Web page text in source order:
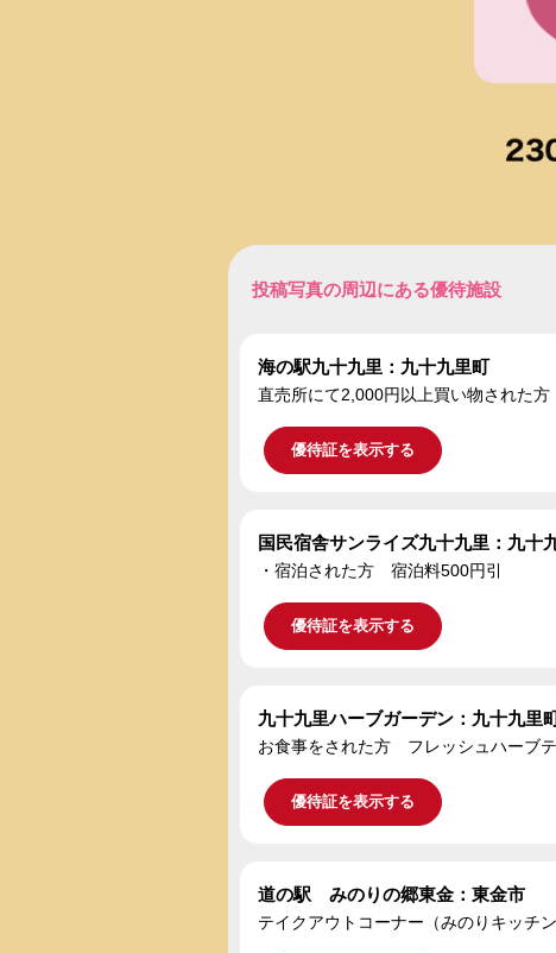
投稿写真の周辺にある優待施設
海の駅九十九里：九十九里町
直売所にて2,000円以上買い物された
優待証を表示する
国民宿舎サンライズ九十九里：九十
・宿泊された方 宿泊料500円引
優待証を表示する
九十九里ハーブガーデン：九十九里
お食事をされた方 フレッシュハーブ
優待証を表示する
道の駅 みのりの郷東金：東金市
テイクアウトコーナー（みのりキッチ